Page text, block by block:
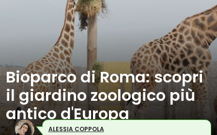
Bioparco di Roma: scopri
il giardino zoologico più
antico d'Europa
ALESSIA COPPOLA